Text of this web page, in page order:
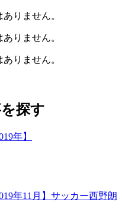
りません。
りません。
りません。
探す
年】
年11月】サッカー西野朗